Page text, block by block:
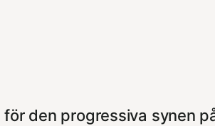
för den progressiva synen